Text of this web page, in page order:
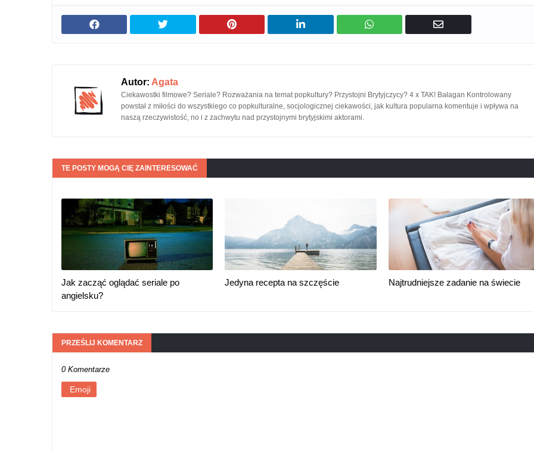
Autor: Agata
Ciekawostki filmowe? Seriale? Rozważania na temat popkultury? Przystojni Brytyjczycy? 4 x TAK! Bałagan Kontrolowany
powstał z miłości do wszystkiego co popkulturalne, socjologicznej ciekawości, jak kultura popularna komentuje i wpływa na
naszą rzeczywistość, no i z zachwytu nad przystojnymi brytyjskimi aktorami.
TE POSTY MOGĄ CIĘ ZAINTERESOWAĆ
Jak zacząć oglądać seriale po
angielsku?
Jedyna recepta na szczęście Najtrudniejsze zadanie na świecie
PRZEŚLIJ KOMENTARZ
0 Komentarze
Emoji